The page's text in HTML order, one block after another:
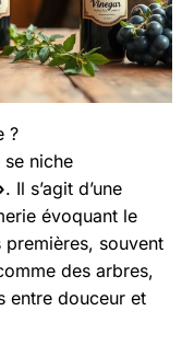
?
niche
. Il s’agit d’une
évoquant le
premières, souvent
des arbres,
entre douceur et